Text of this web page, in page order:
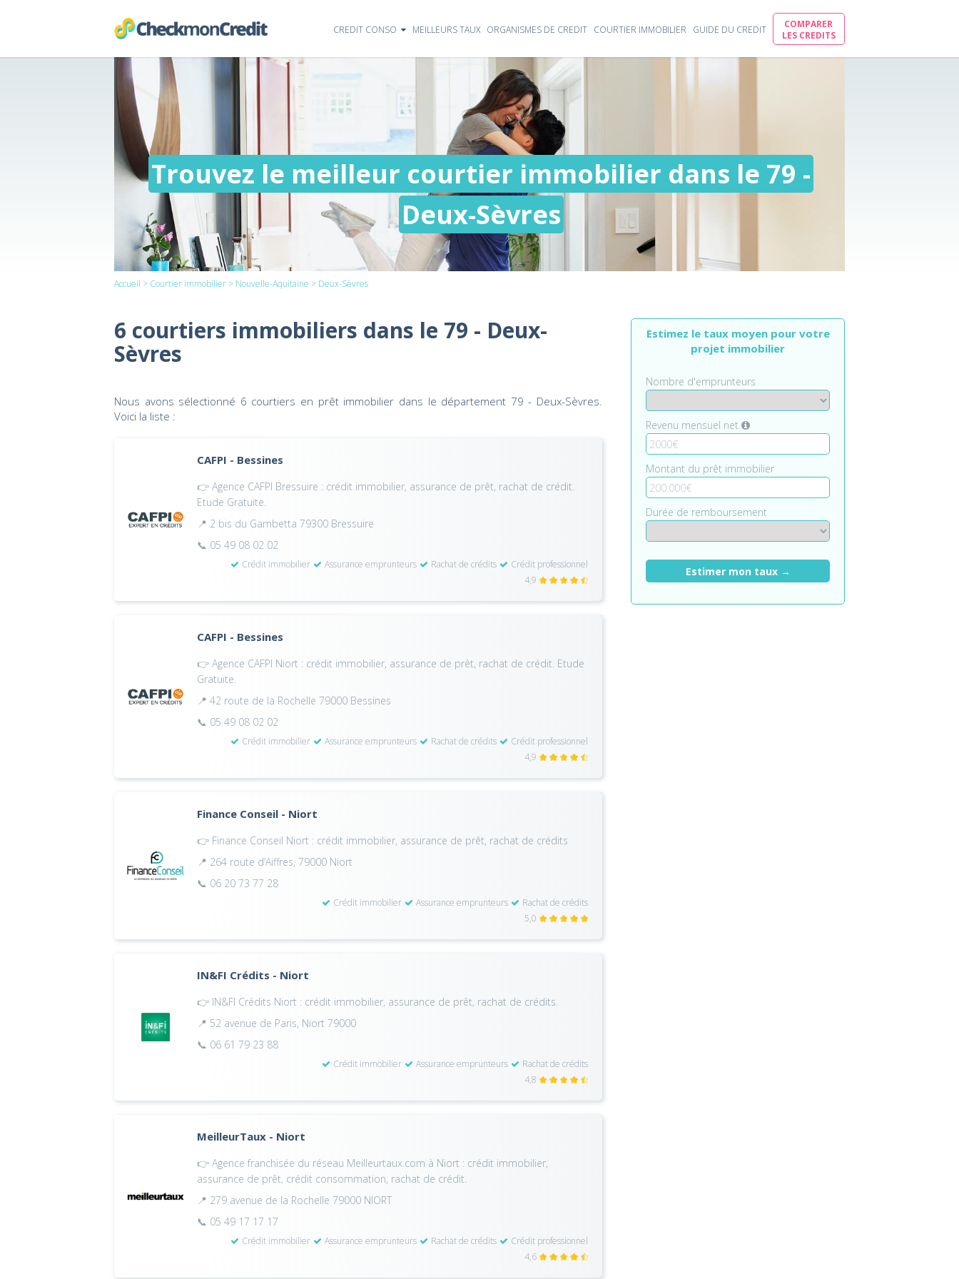
CREDIT CONSO MEILLEURS TAUX ORGANISMES DE CREDIT COURTIER IMMOBILIER GUIDE DU CREDIT
COMPARER
LES CREDITS
Trouvez le meilleur courtier immobilier dans le 79 -
Deux-Sèvres
Accueil > Courtier immobilier > Nouvelle-Aquitaine > Deux-Sèvres
6 courtiers immobiliers dans le 79 - Deux-
Sèvres
Nous avons sélectionné 6 courtiers en prêt immobilier dans le département 79 - Deux-Sèvres.
Voici la liste :
CAFPI - Bessines
👉 Agence CAFPI Bressuire : crédit immobilier, assurance de prêt, rachat de crédit.
Etude Gratuite.
📍 2 bis du Gambetta 79300 Bressuire
📞 05 49 08 02 02
Crédit immobilier Assurance emprunteurs Rachat de crédits
Crédit professionnel
4,9
CAFPI - Bessines
👉 Agence CAFPI Niort : crédit immobilier, assurance de prêt, rachat de crédit. Etude
Gratuite.
📍 42 route de la Rochelle 79000 Bessines
📞 05 49 08 02 02
Crédit immobilier Assurance emprunteurs Rachat de crédits
Crédit professionnel
4,9
Finance Conseil - Niort
👉 Finance Conseil Niort : crédit immobilier, assurance de prêt, rachat de crédits
📍 264 route d’Aiffres, 79000 Niort
📞 06 20 73 77 28
Crédit immobilier Assurance emprunteurs
Rachat de crédits
5,0
IN&FI Crédits - Niort
👉 IN&FI Crédits Niort : crédit immobilier, assurance de prêt, rachat de crédits.
📍 52 avenue de Paris, Niort 79000
📞 06 61 79 23 88
Crédit immobilier Assurance emprunteurs
Rachat de crédits
4,8
MeilleurTaux - Niort
👉 Agence franchisée du réseau Meilleurtaux.com à Niort : crédit immobilier,
assurance de prêt, crédit consommation, rachat de crédit.
📍 279 avenue de la Rochelle 79000 NIORT
📞 05 49 17 17 17
Crédit immobilier Assurance emprunteurs Rachat de crédits
Crédit professionnel
4,6
Estimez le taux moyen pour votre
projet immobilier
Nombre d'emprunteurs
Revenu mensuel net
Montant du prêt immobilier
Durée de remboursement
Estimer mon taux →